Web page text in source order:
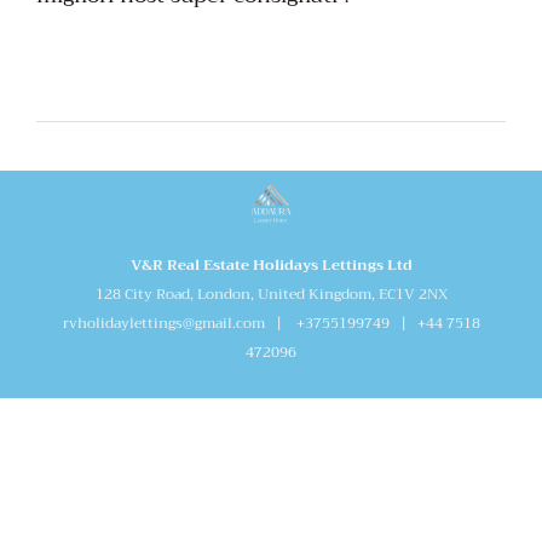
V&R Real Estate Holidays Lettings Ltd
128 City Road, London, United Kingdom, EC1V 2NX
rvholidaylettings@gmail.com | +3755199749 | +44 7518
472096